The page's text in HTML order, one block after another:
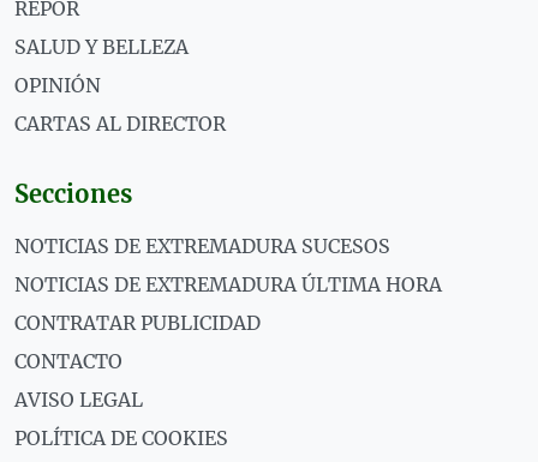
REPOR
SALUD Y BELLEZA
OPINIÓN
CARTAS AL DIRECTOR
Secciones
NOTICIAS DE EXTREMADURA SUCESOS
NOTICIAS DE EXTREMADURA ÚLTIMA HORA
CONTRATAR PUBLICIDAD
CONTACTO
AVISO LEGAL
POLÍTICA DE COOKIES